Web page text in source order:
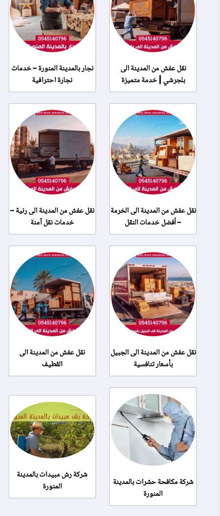
نقل عفش من المدينة الى
بلجرشي | خدمة متميزة
نجار بالمدينة المنورة – خدمات
نجارة احترافية
نقل عفش من المدينة الى الخرمة
– أفضل خدمات النقل
نقل عفش من المدينة الى رنية –
خدمات نقل آمنة
نقل عفش من المدينة الى الجبيل
بأسعار تنافسية
نقل عفش من المدينة الى
القطيف
شركة مكافحة حشرات بالمدينة
المنورة
شركة رش مبيدات بالمدينة
المنورة